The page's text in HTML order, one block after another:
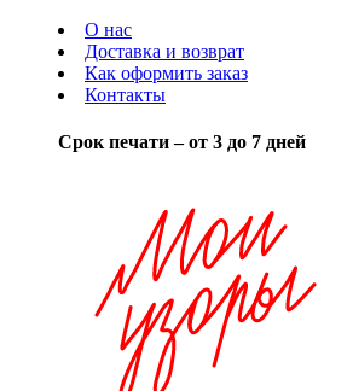
О нас
Доставка и возврат
Как оформить заказ
Контакты
Срок печати – от 3 до 7 дней